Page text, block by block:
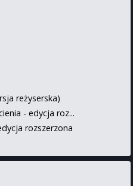
reżyserska)
- edycja roz...
rozszerzona